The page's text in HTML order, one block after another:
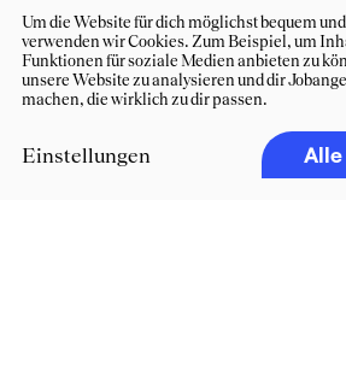
Um die Website für dich möglichst bequem
verwenden wir Cookies. Zum Beispiel, um
Funktionen für soziale Medien anbieten zu
unsere Website zu analysieren und dir
machen, die wirklich zu dir passen.
Einstellungen